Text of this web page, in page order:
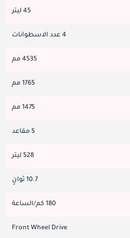
45 ليتر
4 عدد الاسطوانات
4535 مم
1765 مم
1475 مم
5 مقاعد
528 ليتر
10.7 ثوانٍ
180 كم/الساعة
Front Wheel Drive